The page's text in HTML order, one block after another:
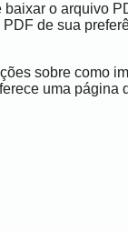
o arquivo
de sua
sobre como
uma página